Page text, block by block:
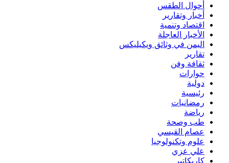
أحوال الطقس
أخبار وتقارير
اقتصاد وتنمية
الأخبار العاجلة
اليمن في وثائق ويكيليكس
تقارير
ثقافة وفن
حوارات
دولية
رئيسية
رمضانيات
رياضة
طب وصحة
عصام القيسي
علوم وتكنولوجيا
علي عزي
كاريكاتير